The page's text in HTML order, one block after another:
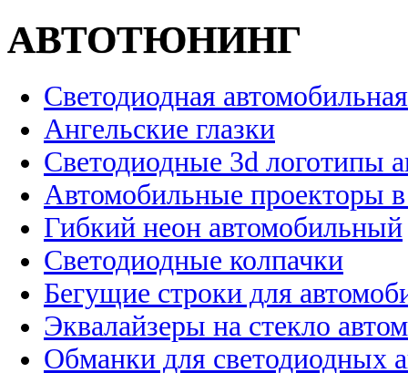
АВТОТЮНИНГ
Светодиодная
Ангельские глазки
Светодиодные 3d логотипы
Автомобильные проекторы
Гибкий неон автомобильный
Светодиодные колпачки
Бегущие строки для
Эквалайзеры на стекло
Обманки для светодиодных